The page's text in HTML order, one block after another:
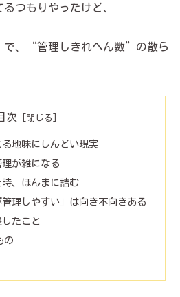
つもりやったけど、
、“管理しきれへん数”の散ら
次
地味にしんどい現実
が雑になる
、ほんまに詰む
管理しやすい」は向き不向きある
たこと
の